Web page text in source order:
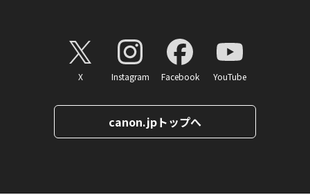
X Instagram Facebook YouTube
canon.jpトップへ